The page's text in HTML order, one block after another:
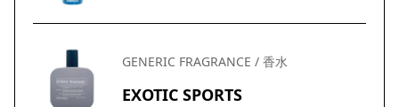
GENERIC FRAGRANCE / 香水
EXOTIC SPORTS